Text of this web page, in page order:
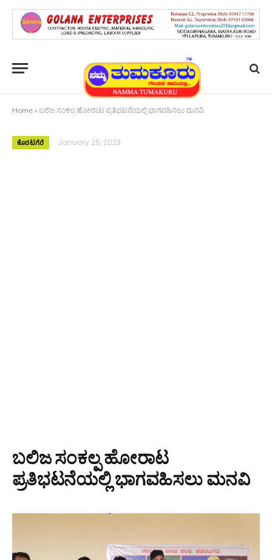
Home » ಬಲಿಜ ಸಂಕಲ್ಪ ಹೋರಾಟ ಪ್ರತಿಭಟನೆಯಲ್ಲಿ ಭಾಗವಹಿಸಲು ಮನವಿ
ಕೊರಟಗೆರೆ January 25, 2023
ಬಲಿಜ ಸಂಕಲ್ಪ ಹೋರಾಟ
ಪ್ರತಿಭಟನೆಯಲ್ಲಿ ಭಾಗವಹಿಸಲು ಮನವಿ